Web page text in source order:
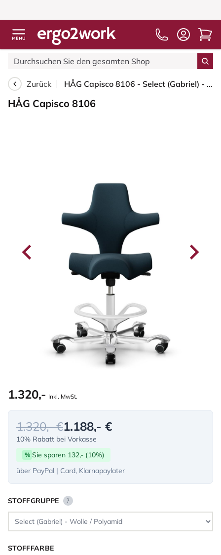
Zurück HÅG Capisco 8106 - Select (Gabriel) - Wolle / Polyamid - SC66194 - Blue - Weiß - 200 mm (Sitzhöhe 46-64cm) - Harte Rollen für weiche Böden
HÅG Capisco 8106
1.320,- Inkl. MwSt.
1.320,- €1.188,- €
10% Rabatt bei Vorkasse
% Sie sparen 132,- (10%)
über PayPal | Card, Klarnapaylater
STOFFGRUPPE ?
STOFFFARBE